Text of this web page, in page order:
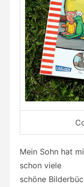
Mein Sohn hat
schon viele
schöne